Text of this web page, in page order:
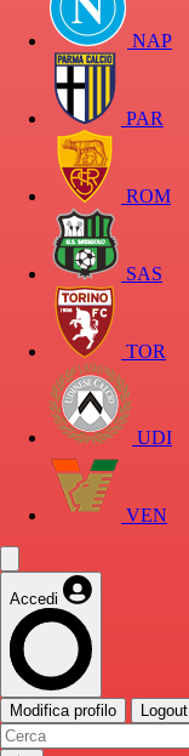
NAP
PAR
ROM
SAS
TOR
UDI
VEN
Accedi
Modifica profilo Logout